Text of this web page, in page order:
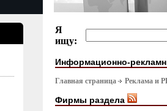
Я
ищу:
Информационно-
Главная страница Реклама и
Фирмы раздела